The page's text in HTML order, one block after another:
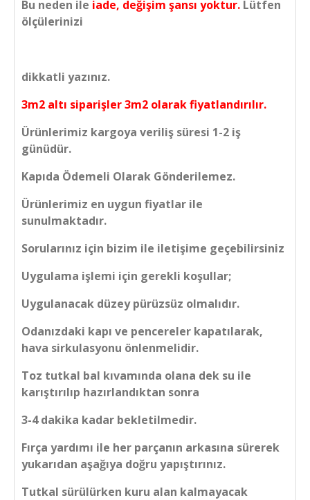
Bu neden ile iade, değişim şansı yoktur. Lütfen
ölçülerinizi
dikkatli yazınız.
3m2 altı siparişler 3m2 olarak fiyatlandırılır.
Ürünlerimiz kargoya veriliş süresi 1-2 iş
günüdür.
Kapıda Ödemeli Olarak Gönderilemez.
Ürünlerimiz en uygun fiyatlar ile
sunulmaktadır.
Sorularınız için bizim ile iletişime geçebilirsiniz
Uygulama işlemi için gerekli koşullar;
Uygulanacak düzey pürüzsüz olmalıdır.
Odanızdaki kapı ve pencereler kapatılarak,
hava sirkulasyonu önlenmelidir.
Toz tutkal bal kıvamında olana dek su ile
karıştırılıp hazırlandıktan sonra
3-4 dakika kadar bekletilmedir.
Fırça yardımı ile her parçanın arkasına sürerek
yukarıdan aşağıya doğru yapıştırınız.
Tutkal sürülürken kuru alan kalmayacak